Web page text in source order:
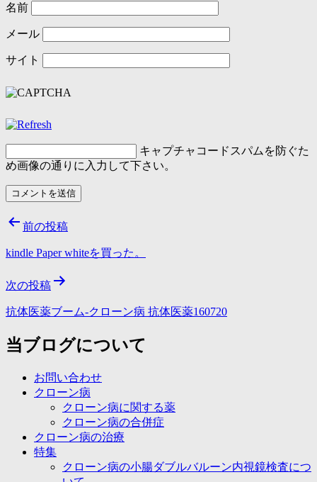
名前
メール
サイト
キャプチャコード スパムを防ぐた
め画像の通りに入力して下さい。
投
稿
ビ
ゲ
ー
前の投稿
kindle Paper whiteを買った。
次の投稿
抗体医薬ブーム-クローン病 抗体医薬160720
当ブログについて
お問い合わせ
クローン病
クローン病に関する薬
クローン病の合併症
クローン病の治療
特集
クローン病の小腸ダブルバルーン内視鏡検査につ